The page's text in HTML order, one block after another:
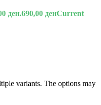
ден.690,00 денCurrent
variants. The options may